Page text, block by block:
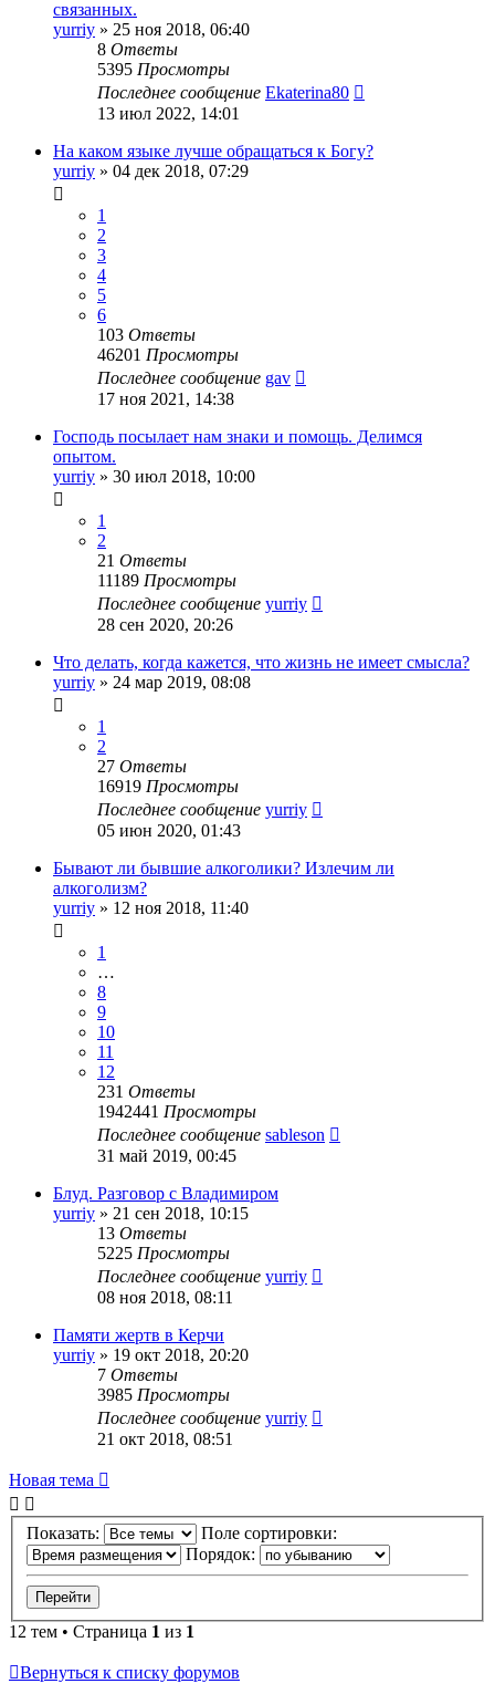
связанных.
yurriy » 25 ноя 2018, 06:40
8 Ответы
5395 Просмотры
Последнее сообщение Ekaterina80
13 июл 2022, 14:01
На каком языке лучше обращаться к Богу?
yurriy » 04 дек 2018, 07:29
1
2
3
4
5
6
103 Ответы
46201 Просмотры
Последнее сообщение gav
17 ноя 2021, 14:38
Господь посылает нам знаки и помощь. Делимся
опытом.
yurriy » 30 июл 2018, 10:00
1
2
21 Ответы
11189 Просмотры
Последнее сообщение yurriy
28 сен 2020, 20:26
Что делать, когда кажется, что жизнь не имеет смысла?
yurriy » 24 мар 2019, 08:08
1
2
27 Ответы
16919 Просмотры
Последнее сообщение yurriy
05 июн 2020, 01:43
Бывают ли бывшие алкоголики? Излечим ли
алкоголизм?
yurriy » 12 ноя 2018, 11:40
1
…
8
9
10
11
12
231 Ответы
1942441 Просмотры
Последнее сообщение sableson
31 май 2019, 00:45
Блуд. Разговор с Владимиром
yurriy » 21 сен 2018, 10:15
13 Ответы
5225 Просмотры
Последнее сообщение yurriy
08 ноя 2018, 08:11
Памяти жертв в Керчи
yurriy » 19 окт 2018, 20:20
7 Ответы
3985 Просмотры
Последнее сообщение yurriy
21 окт 2018, 08:51
Новая тема
Показать:
Поле сортировки:
Порядок:
12 тем • Страница 1 из 1
Вернуться к списку форумов